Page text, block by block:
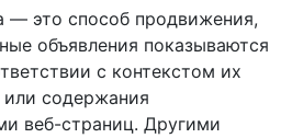
— это способ продвижения,
объявления показываются
с контекстом их
содержания
веб-страниц. Другими